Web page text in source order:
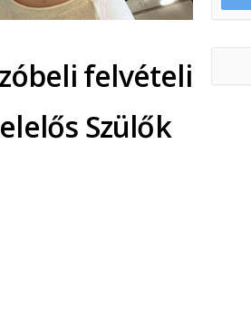
felvételi
Szülők